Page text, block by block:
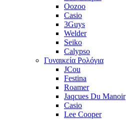
Oozoo
Casio
3Guys
Welder
Seiko
Calypso
Γυναικεία Ρολόγια
JCou
Festina
Roamer
Jaqcues Du Manoir
Casio
Lee Cooper